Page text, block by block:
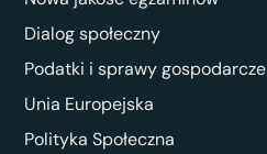
Dialog społeczny
Podatki i sprawy gospodarcze
Unia Europejska
Polityka Społeczna